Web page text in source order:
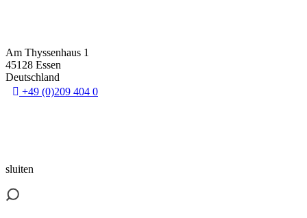
Am Thyssenhaus 1
45128 Essen
Deutschland
+49 (0)209 404 0
herunterladen
Speichern
sluiten